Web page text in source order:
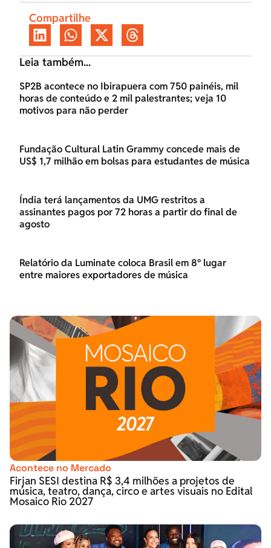
Compartilhe
Leia também...
SP2B acontece no Ibirapuera com 750 painéis, mil
horas de conteúdo e 2 mil palestrantes; veja 10
motivos para não perder
Fundação Cultural Latin Grammy concede mais de
US$ 1,7 milhão em bolsas para estudantes de música
Índia terá lançamentos da UMG restritos a
assinantes pagos por 72 horas a partir do final de
agosto
Relatório da Luminate coloca Brasil em 8º lugar
entre maiores exportadores de música
Acontece no Mercado
Firjan SESI destina R$ 3,4 milhões a projetos de
música, teatro, dança, circo e artes visuais no Edital
Mosaico Rio 2027